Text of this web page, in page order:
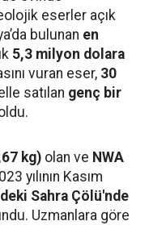
eserler açık
bulunan en
5,3 milyon dolara
vuran eser, 30
satılan genç bir
kg) olan ve NWA
yılının Kasım
Sahra Çölü'nde
Uzmanlara göre